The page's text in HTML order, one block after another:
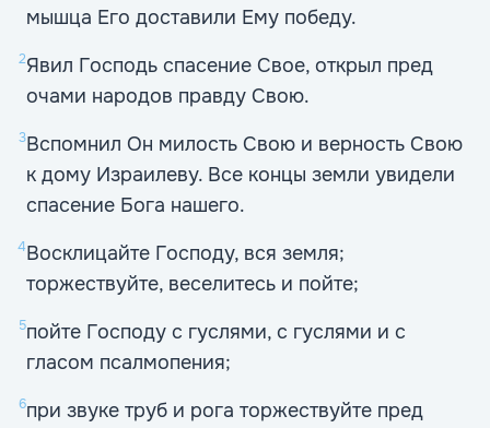
мышца Его доставили Ему победу.
2Явил Господь спасение Свое, открыл пред
очами народов правду Свою.
3Вспомнил Он милость Свою и верность Свою
к дому Израилеву. Все концы земли увидели
спасение Бога нашего.
4Восклицайте Господу, вся земля;
торжествуйте, веселитесь и пойте;
5пойте Господу с гуслями, с гуслями и с
гласом псалмопения;
6при звуке труб и рога торжествуйте пред